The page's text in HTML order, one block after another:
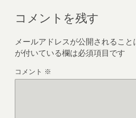
コメントを残す
メールアドレスが公開されること
が付いている欄は必須項目です
コメント ※